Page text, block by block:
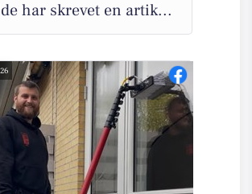
har skrevet en artik...